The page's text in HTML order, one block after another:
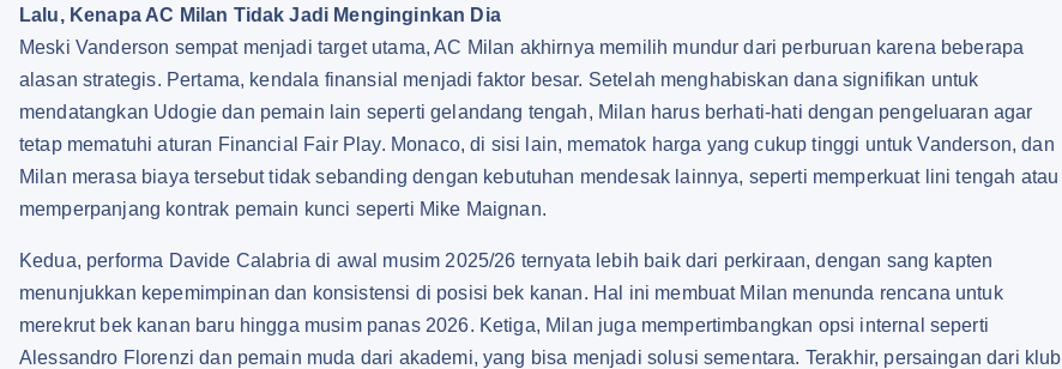
Lalu, Kenapa AC Milan Tidak Jadi Menginginkan Dia
Meski Vanderson sempat menjadi target utama, AC Milan akhirnya memilih mundur dari perburuan karena beberapa
alasan strategis. Pertama, kendala finansial menjadi faktor besar. Setelah menghabiskan dana signifikan untuk
mendatangkan Udogie dan pemain lain seperti gelandang tengah, Milan harus berhati-hati dengan pengeluaran agar
tetap mematuhi aturan Financial Fair Play. Monaco, di sisi lain, mematok harga yang cukup tinggi untuk Vanderson, dan
Milan merasa biaya tersebut tidak sebanding dengan kebutuhan mendesak lainnya, seperti memperkuat lini tengah atau
memperpanjang kontrak pemain kunci seperti Mike Maignan.
Kedua, performa Davide Calabria di awal musim 2025/26 ternyata lebih baik dari perkiraan, dengan sang kapten
menunjukkan kepemimpinan dan konsistensi di posisi bek kanan. Hal ini membuat Milan menunda rencana untuk
merekrut bek kanan baru hingga musim panas 2026. Ketiga, Milan juga mempertimbangkan opsi internal seperti
Alessandro Florenzi dan pemain muda dari akademi, yang bisa menjadi solusi sementara. Terakhir, persaingan dari klub